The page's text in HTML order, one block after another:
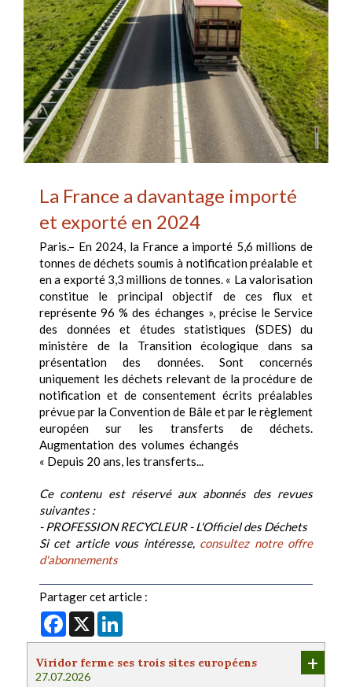
La France a davantage importé
et exporté en 2024
Paris.– En 2024, la France a importé 5,6 millions de
tonnes de déchets soumis à notification préalable et
en a exporté 3,3 millions de tonnes. « La valorisation
constitue le principal objectif de ces flux et
représente 96 % des échanges », précise le Service
des données et études statistiques (SDES) du
ministère de la Transition écologique dans sa
présentation des données. Sont concernés
uniquement les déchets relevant de la procédure de
notification et de consentement écrits préalables
prévue par la Convention de Bâle et par le règlement
européen sur les transferts de déchets.
Augmentation des volumes échangés
« Depuis 20 ans, les transferts...
Ce contenu est réservé aux abonnés des revues
suivantes :
- PROFESSION RECYCLEUR - L'Officiel des Déchets
Si cet article vous intéresse, consultez notre offre
d'abonnements
Partager cet article :
Facebook
X
Viridor ferme ses trois sites européens
27.07.2026
+